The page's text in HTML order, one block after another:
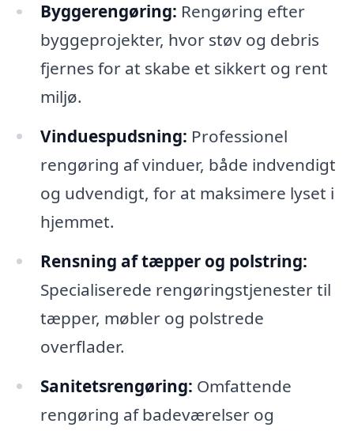
Byggerengøring: Rengøring efter
byggeprojekter, hvor støv og debris
fjernes for at skabe et sikkert og rent
miljø.
Vinduespudsning: Professionel
rengøring af vinduer, både indvendigt
og udvendigt, for at maksimere lyset i
hjemmet.
Rensning af tæpper og polstring:
Specialiserede rengøringstjenester til
tæpper, møbler og polstrede
overflader.
Sanitetsrengøring: Omfattende
rengøring af badeværelser og